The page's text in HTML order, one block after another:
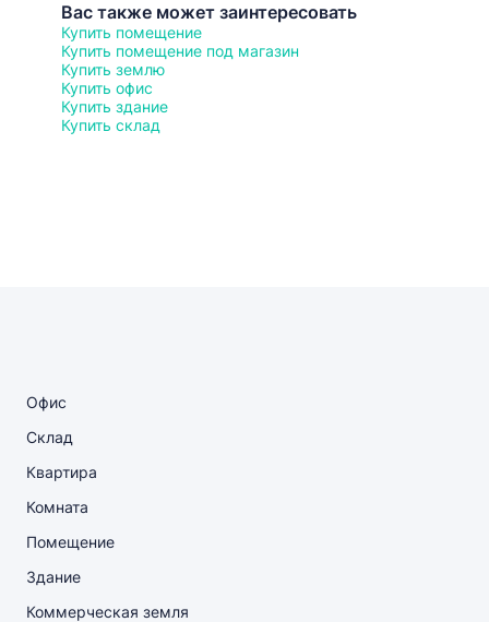
Вас также может заинтересовать
Купить помещение
Купить помещение под магазин
Купить землю
Купить офис
Купить здание
Купить склад
Офис
Склад
Квартира
Комната
Помещение
Здание
Коммерческая земля